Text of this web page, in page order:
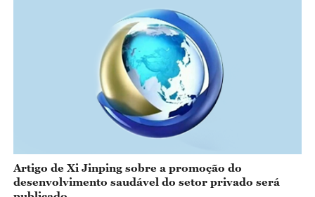
Artigo de Xi Jinping sobre a promoção do
desenvolvimento saudável do setor privado será